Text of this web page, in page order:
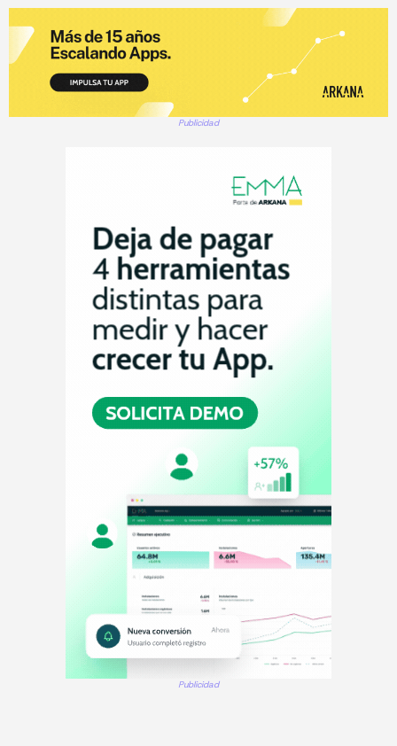
Publicidad
Publicidad